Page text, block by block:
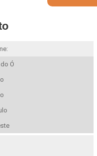
Ó